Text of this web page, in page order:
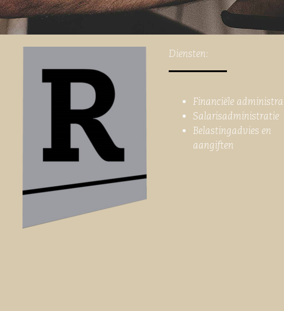
Diensten:
Financiële
Salarisadministratie
Belastingadvies en
aangiften